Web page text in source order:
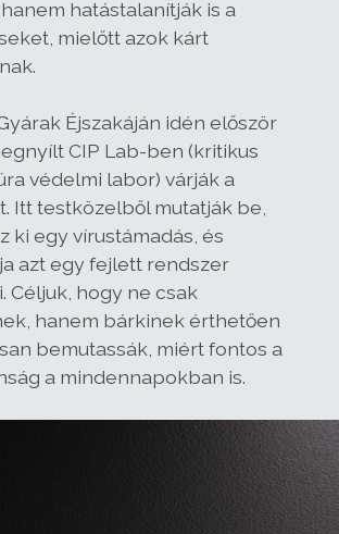
hatástalanítják is a
mielőtt azok kárt
Éjszakáján idén először
CIP Lab-ben (kritikus
védelmi labor) várják a
Itt testközelből mutatják be,
ki egy vírustámadás, és
azt egy fejlett rendszer
Céljuk, hogy ne csak
hanem bárkinek érthetően
bemutassák, miért fontos a
a mindennapokban is.